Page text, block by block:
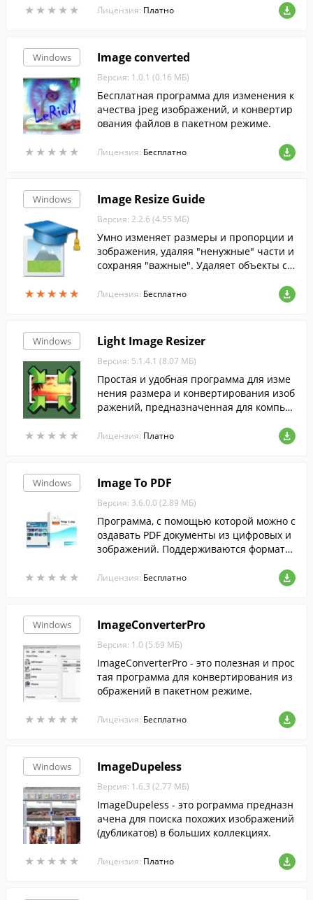
★ ★ ★ ★ ★
★ ★ ★ ★ ★
рафических файлах.
Лицензия: Платно
Windows
★ ★ ★ ★ ★
★ ★ ★ ★ ★
Image converted
Версия: 1.0.1 (0.16 МБ)
Бесплатная программа для изменения к
ачества jpeg изображений, и конвертир
ования файлов в пакетном режиме.
Лицензия: Бесплатно
Windows
★★★★★
★★★★★
Image Resize Guide
Версия: 2.2.6 (4.55 МБ)
Умно изменяет размеры и пропорции и
зображения, удаляя "ненужные" части и
сохраняя "важные". Удаляет объекты с
Лицензия: Бесплатно
Windows
★ ★ ★ ★ ★
★ ★ ★ ★ ★
Light Image Resizer
Версия: 5.1.4.1 (8.07 МБ)
Простая и удобная программа для изме
нения размера и конвертирования изоб
ражений, предназначенная для компью
Лицензия: Платно
Windows
★ ★ ★ ★ ★
★ ★ ★ ★ ★
Image To PDF
Версия: 3.6.0.0 (2.89 МБ)
Программа, с помощью которой можно с
оздавать PDF документы из цифровых и
зображений. Поддерживаются форматы
PCX, TGA, JP2 и пр.
Лицензия: Бесплатно
Windows
★ ★ ★ ★ ★
★ ★ ★ ★ ★
ImageConverterPro
Версия: 1.0 (5.69 МБ)
ImageConverterPro - это полезная и прос
тая программа для конвертирования из
ображений в пакетном режиме.
Лицензия: Бесплатно
Windows
★ ★ ★ ★ ★
★ ★ ★ ★ ★
ImageDupeless
Версия: 1.6.3 (2.77 МБ)
ImageDupeless - это рограмма предназн
ачена для поиска похожих изображений
(дубликатов) в больших коллекциях.
Лицензия: Платно